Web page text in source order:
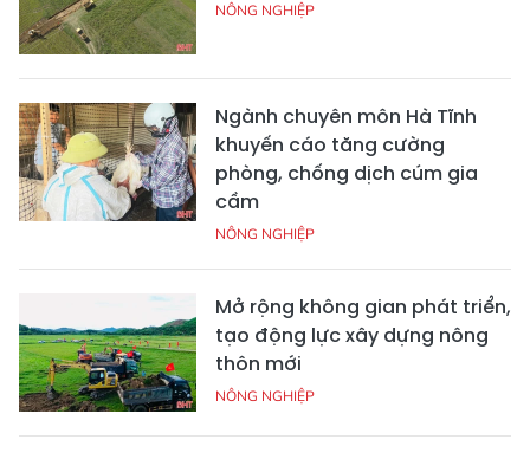
NÔNG NGHIỆP
Ngành chuyên môn Hà Tĩnh
khuyến cáo tăng cường
phòng, chống dịch cúm gia
cầm
NÔNG NGHIỆP
Mở rộng không gian phát triển,
tạo động lực xây dựng nông
thôn mới
NÔNG NGHIỆP